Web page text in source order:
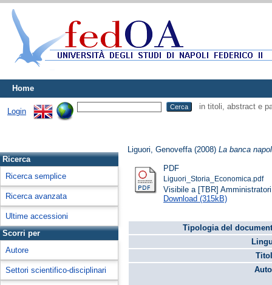
Home
Login
in titoli, abstract e
Ricerca
Ricerca semplice
Ricerca avanzata
Ultime accessioni
Scorri per
Autore
Settori scientifico-disciplinari
Liguori, Genoveffa (2008)La banca
PDF
Liguori_Storia_Economica.pdf
Visibile a [TBR]
Download (315kB)
Tipologia del